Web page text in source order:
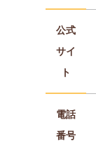
公式
サイ
ト
電話
番号